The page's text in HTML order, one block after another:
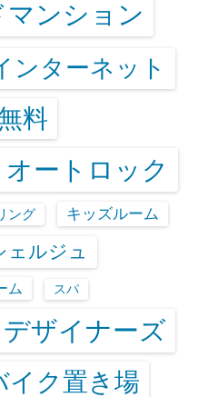
マンション
ンターネット
料
オートロック
ング キッズルーム
ェルジュ
ム スパ
デザイナーズ
イク置き場